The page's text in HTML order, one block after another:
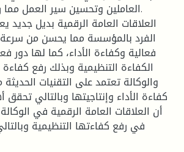
العاملين وتحسين سير العمل مما
الفرد بالمؤسسة مما يحسن من سرعة
فعالية وكفاءة الأداء، كما لها
الكفاءة التنظيمية وبذلك رفع كفاءة
والوكالة تعتمد على التقنيات
كفاءة الأداء وإنتاجيتها وبالتالي
أن العلاقات العامة الرقمية في
في رفع كفاءتها التنظيمية